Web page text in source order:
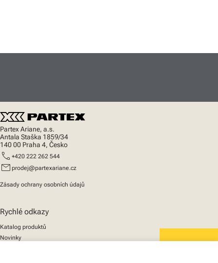
Partex Ariane, a.s.
Antala Staška 1859/34
140 00 Praha 4, Česko
call +420 222 262 544
mail prodej@partexariane.cz
Zásady ochrany osobních údajů
Rychlé odkazy
Katalog produktů
Novinky